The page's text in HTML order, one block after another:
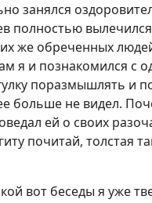
занялся
полностью
же обреченных
я и познакомился с
поразмышлять и
больше не видел.
ей о своих
почитай, толстая
вот беседы я уже